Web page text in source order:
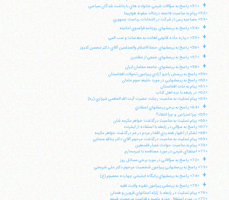
+
«51» پاسخ به سؤالات شرعي خانواده هاي بازداشت شدگان سياسي
«52» پپام به مناسبت فاجعه دردناك سقوط هواپيما
«53» مصاحبه پس از شركت در انتخابات رياست جمهوري
+ «54» پاسخ به پرسشهاي روزنامه فرانسوي امانيته
+ «55» درباره ماده قانوني اهانت به مقدسات و سب النبي
+ «56» پاسخ به پرسشهاي حجة الاسلام والمسلمين آقاي دكتر محسن كديور
+ «57» پاسخ به پرسشهاي جمعي از مقلدين
+
«58» پاسخ به پرسشهاي جامعه معلمان ايران
«59» پاسخ به پرسش راديو آزادي پيرامون تحولات افغانستان
«60» پاسخ به پرسشهايي در مورد خليفه سوم عثمان
«61» پيام به ملت افغانستان
«62» در رابطه با ديه اهل كتاب
«63» پيام تسليت به مناسبت رحلت حضرت آيت الله العظمي شيرازي (ره)
+
«64» پاسخ به برخي پرسشهاي اعتقادي
«65» چرا اعتراض و چرا انتقاد؟
«66» پيام تسليت به مناسبت درگذشت خواهر مكرمه شان
«67» پاسخ به سؤالي در رابطه با استفاده از اينترنت
«68» تشكر از اظهار همدردي اقشار مردم در غم درگذشت خواهر مكرمه
«69» پيام تسليت به مناسبت درگذشت مرحوم آقاي دكتر يدالله سحابي
«70» پيام به مناسبت حوادث غمبار فلسطين
«71» استفتاي شرعي در مورد مصافحه با غيرمحارم
+
«72» پاسخ به سؤالاتي در مورد برخي مسائل روز
«73» پاسخ به پرسشهايي پيرامون شخصيت مرحوم دكتر علي شريعتي
+ «74» پاسخ به پرسشهاي پايگاه اينترنتي چهارده معصوم (ع)
+
«75» پاسخ به پرسشي پيرامون نظريه ولايت فقيه
«76» پيام تسليت در رابطه با زلزله استانهاي قزوين و همدان